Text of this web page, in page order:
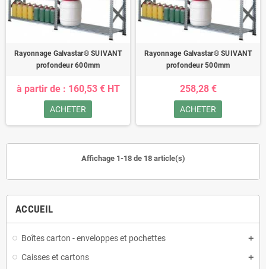
ACCUEIL
Boîtes carton - enveloppes et pochettes
Caisses et cartons
Rayonnage Galvastar® SUIVANT
profondeur 600mm
à partir de : 160,53 € HT
ACHETER
Rayonnage Galvastar® SUIVANT
profondeur 500mm
258,28 €
ACHETER
Affichage 1-18 de 18 article(s)